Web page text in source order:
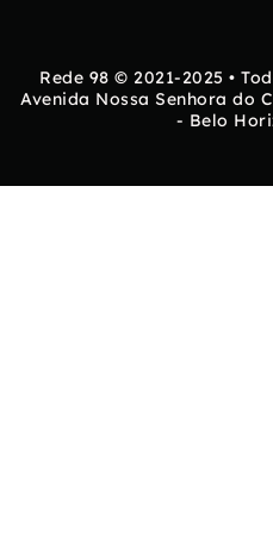
Rede 98 © 2021-2025 •
Avenida Nossa Senhora do
- Belo